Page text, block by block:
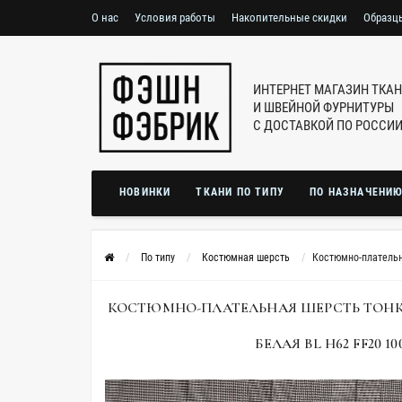
О нас Условия работы Накопительные скидки
ИНТЕРНЕТ МАГАЗИН
И ШВЕЙНОЙ ФУРНИТУРЫ
С ДОСТАВКОЙ ПО РОССИИ
НОВИНКИ ТКАНИ ПО ТИПУ ПО
По типу Костюмная шерсть Костюмно-
КОСТЮМНО-ПЛАТЕЛЬНАЯ ШЕРСТЬ
БЕЛАЯ BL H62 FF20